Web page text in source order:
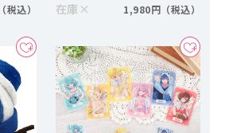
在庫 × 1,980円